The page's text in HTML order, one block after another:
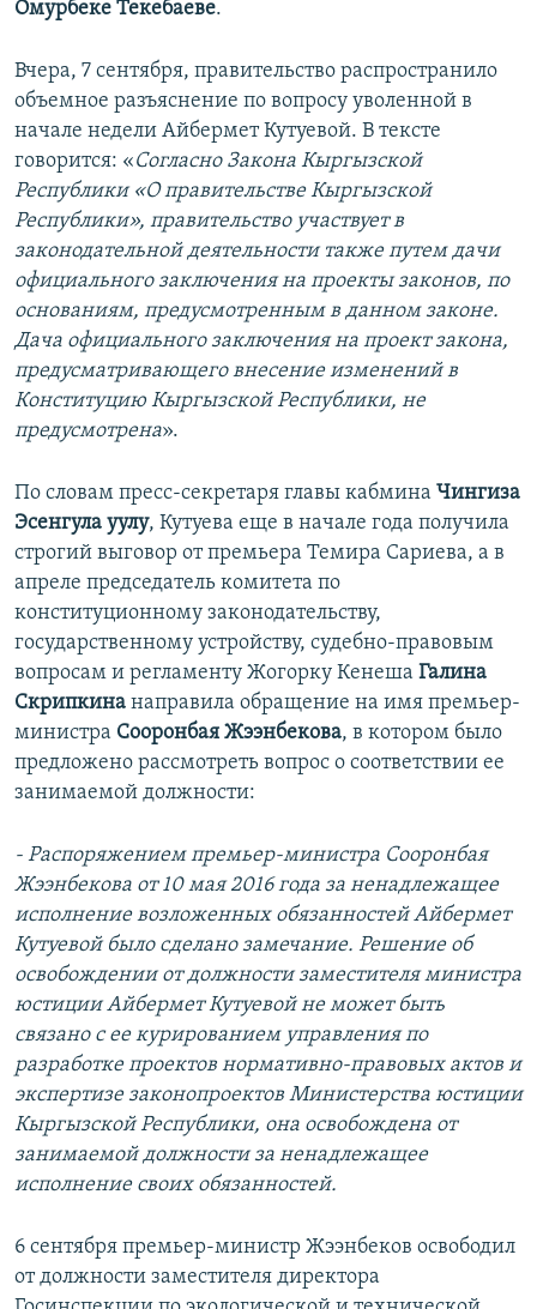
Омурбеке Текебаеве.
Вчера, 7 сентября, правительство распространило
объемное разъяснение по вопросу уволенной в
начале недели Айбермет Кутуевой. В тексте
говорится: «Согласно Закона Кыргызской
Республики «О правительстве Кыргызской
Республики», правительство участвует в
законодательной деятельности также путем дачи
официального заключения на проекты законов, по
основаниям, предусмотренным в данном законе.
Дача официального заключения на проект закона,
предусматривающего внесение изменений в
Конституцию Кыргызской Республики, не
предусмотрена».
По словам пресс-секретаря главы кабмина Чингиза
Эсенгула уулу, Кутуева еще в начале года получила
строгий выговор от премьера Темира Сариева, а в
апреле председатель комитета по
конституционному законодательству,
государственному устройству, судебно-правовым
вопросам и регламенту Жогорку Кенеша Галина
Скрипкина направила обращение на имя премьер-
министра Сооронбая Жээнбекова, в котором было
предложено рассмотреть вопрос о соответствии ее
занимаемой должности:
- Распоряжением премьер-министра Сооронбая
Жээнбекова от 10 мая 2016 года за ненадлежащее
исполнение возложенных обязанностей Айбермет
Кутуевой было сделано замечание. Решение об
освобождении от должности заместителя министра
юстиции Айбермет Кутуевой не может быть
связано с ее курированием управления по
разработке проектов нормативно-правовых актов и
экспертизе законопроектов Министерства юстиции
Кыргызской Республики, она освобождена от
занимаемой должности за ненадлежащее
исполнение своих обязанностей.
6 сентября премьер-министр Жээнбеков освободил
от должности заместителя директора